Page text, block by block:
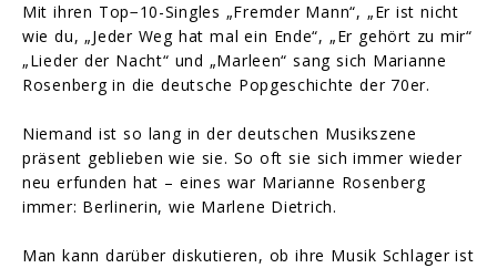
Mit ihren Top−10-Singles „Fremder Mann“, „Er ist nicht
wie du, „Jeder Weg hat mal ein Ende“, „Er gehört zu mir“
„Lieder der Nacht“ und „Marleen“ sang sich Marianne
Rosenberg in die deutsche Popgeschichte der 70er.
Niemand ist so lang in der deutschen Musikszene
präsent geblieben wie sie. So oft sie sich immer wieder
neu erfunden hat – eines war Marianne Rosenberg
immer: Berlinerin, wie Marlene Dietrich.
Man kann darüber diskutieren, ob ihre Musik Schlager ist